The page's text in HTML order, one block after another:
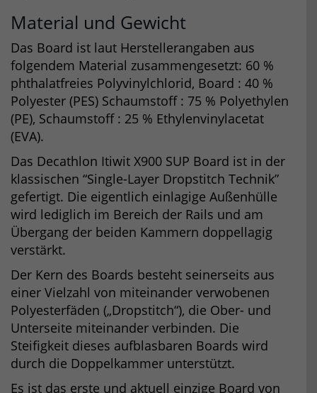
Material und Gewicht
Das Board ist laut Herstellerangaben aus
folgendem Material zusammengesetzt: 60 %
phthalatfreies Polyvinylchlorid, Board : 40 %
Polyester (PES) Schaumstoff : 75 % Polyethylen
(PE), Schaumstoff : 25 % Ethylenvinylacetat
(EVA).
Das Decathlon Itiwit X900 SUP Board ist in der
klassischen “Single-Layer Dropstitch Technik”
gefertigt. Die eigentlich einlagige Außenhülle
wird lediglich im Bereich der Rails und am
Übergang der beiden Kammern doppellagig
verstärkt.
Der Kern des Boards besteht seinerseits aus
einer Vielzahl von miteinander verwobenen
Polyesterfäden („Dropstitch“), die Ober- und
Unterseite miteinander verbinden. Die
Steifigkeit dieses aufblasbaren Boards wird
durch die Doppelkammer unterstützt.
Es ist das erste und aktuell einzige Board von